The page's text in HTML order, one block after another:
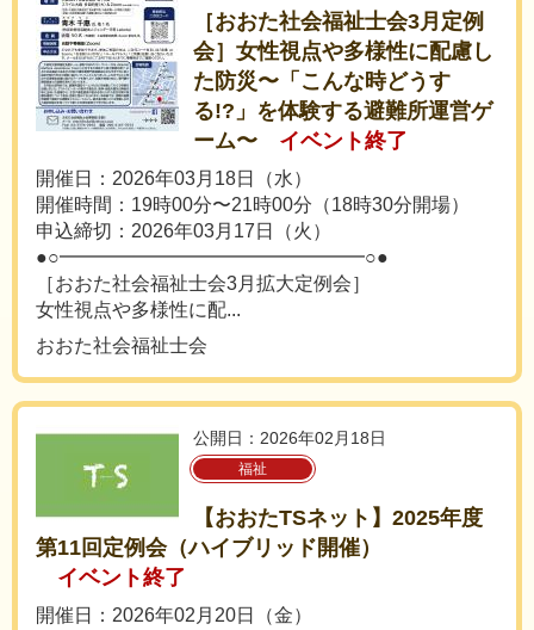
［おおた社会福祉士会3月定例
会］女性視点や多様性に配慮し
た防災〜「こんな時どうす
る!?」を体験する避難所運営ゲ
ーム〜
イベント終了
開催日：2026年03月18日（水）
開催時間：19時00分〜21時00分（18時30分開場）
申込締切：2026年03月17日（火）
●○━━━━━━━━━━━━━━━━○●
［おおた社会福祉士会3月拡大定例会］
女性視点や多様性に配...
おおた社会福祉士会
公開日：2026年02月18日
福祉
【おおたTSネット】2025年度
第11回定例会（ハイブリッド開催）
イベント終了
開催日：2026年02月20日（金）